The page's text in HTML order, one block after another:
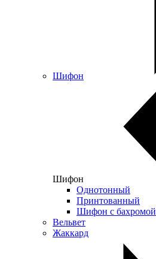
Шифон
Шифон
Однотонный
Принтованный
Шифон с бахромой
Вельвет
Жаккард